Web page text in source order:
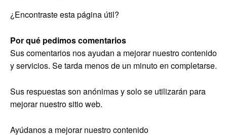
¿Encontraste esta página útil?
Por qué pedimos comentarios
Sus comentarios nos ayudan a mejorar nuestro contenido
y servicios. Se tarda menos de un minuto en completarse.
Sus respuestas son anónimas y solo se utilizarán para
mejorar nuestro sitio web.
Ayúdanos a mejorar nuestro contenido